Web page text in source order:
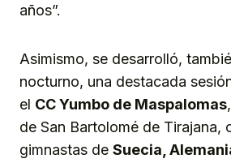
años”.
Asimismo, se desarrolló,
nocturno, una destacada
el CC Yumbo de Maspalomas
de San Bartolomé de Tirajana,
gimnastas de Suecia,